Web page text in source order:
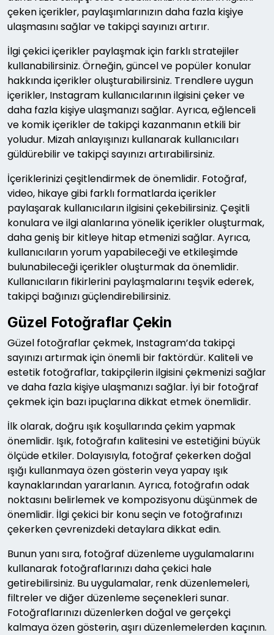
çeken içerikler, paylaşımlarınızın daha fazla kişiye
ulaşmasını sağlar ve takipçi sayınızı artırır.
İlgi çekici içerikler paylaşmak için farklı stratejiler
kullanabilirsiniz. Örneğin, güncel ve popüler konular
hakkında içerikler oluşturabilirsiniz. Trendlere uygun
içerikler, Instagram kullanıcılarının ilgisini çeker ve
daha fazla kişiye ulaşmanızı sağlar. Ayrıca, eğlenceli
ve komik içerikler de takipçi kazanmanın etkili bir
yoludur. Mizah anlayışınızı kullanarak kullanıcıları
güldürebilir ve takipçi sayınızı artırabilirsiniz.
İçeriklerinizi çeşitlendirmek de önemlidir. Fotoğraf,
video, hikaye gibi farklı formatlarda içerikler
paylaşarak kullanıcıların ilgisini çekebilirsiniz. Çeşitli
konulara ve ilgi alanlarına yönelik içerikler oluşturmak,
daha geniş bir kitleye hitap etmenizi sağlar. Ayrıca,
kullanıcıların yorum yapabileceği ve etkileşimde
bulunabileceği içerikler oluşturmak da önemlidir.
Kullanıcıların fikirlerini paylaşmalarını teşvik ederek,
takipçi bağınızı güçlendirebilirsiniz.
Güzel Fotoğraflar Çekin
Güzel fotoğraflar çekmek, Instagram’da takipçi
sayınızı artırmak için önemli bir faktördür. Kaliteli ve
estetik fotoğraflar, takipçilerin ilgisini çekmenizi sağlar
ve daha fazla kişiye ulaşmanızı sağlar. İyi bir fotoğraf
çekmek için bazı ipuçlarına dikkat etmek önemlidir.
İlk olarak, doğru ışık koşullarında çekim yapmak
önemlidir. Işık, fotoğrafın kalitesini ve estetiğini büyük
ölçüde etkiler. Dolayısıyla, fotoğraf çekerken doğal
ışığı kullanmaya özen gösterin veya yapay ışık
kaynaklarından yararlanın. Ayrıca, fotoğrafın odak
noktasını belirlemek ve kompozisyonu düşünmek de
önemlidir. İlgi çekici bir konu seçin ve fotoğrafınızı
çekerken çevrenizdeki detaylara dikkat edin.
Bunun yanı sıra, fotoğraf düzenleme uygulamalarını
kullanarak fotoğraflarınızı daha çekici hale
getirebilirsiniz. Bu uygulamalar, renk düzenlemeleri,
filtreler ve diğer düzenleme seçenekleri sunar.
Fotoğraflarınızı düzenlerken doğal ve gerçekçi
kalmaya özen gösterin, aşırı düzenlemelerden kaçının.